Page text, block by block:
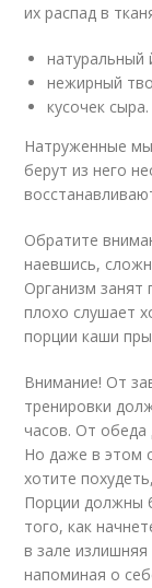
их распад в
натуральный
нежирный
кусочек сыра.
Натруженные
берут из него
Обратите
наевшись,
Организм занят
плохо слушает
порции каши
Внимание! От
тренировки
часов. От обеда
Но даже в этом
хотите
Порции должны
того, как
в зале
напоминая о